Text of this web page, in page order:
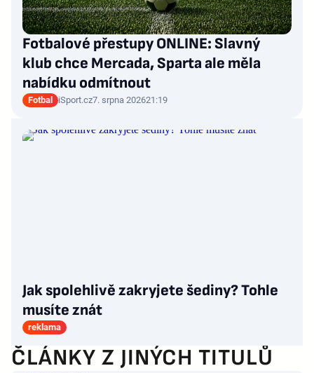
Fotbalové přestupy ONLINE: Slavný
klub chce Mercada, Sparta ale měla
nabídku odmítnout
Fotbal iSport.cz7. srpna 202621:19
Jak spolehlivě zakryjete šediny? Tohle
musíte znát
reklama
ČLÁNKY Z JINÝCH TITULŮ